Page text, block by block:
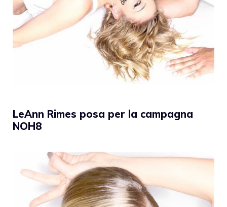
LeAnn Rimes posa per la campagna
NOH8